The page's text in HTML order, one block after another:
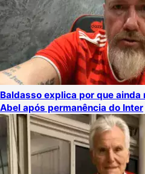
Baldasso explica por que
Abel após permanência do Inter